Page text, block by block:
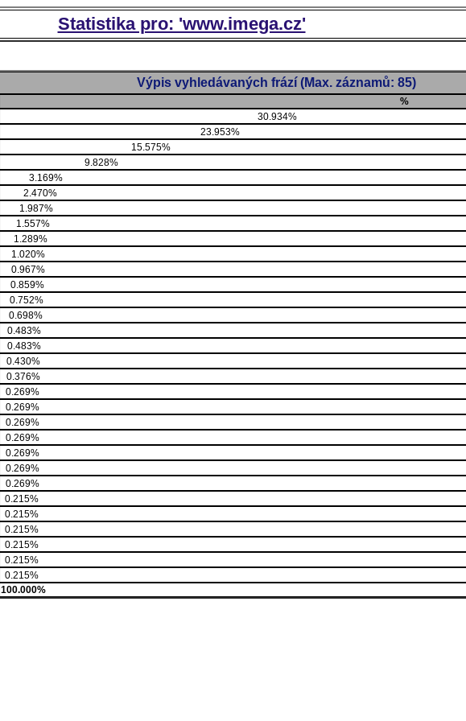
Statistika pro: 'www.imega.cz'
Výpis vyhledávaných frází (Max. záznamů: 85)
%
30.934%
23.953%
15.575%
9.828%
3.169%
2.470%
1.987%
1.557%
1.289%
1.020%
0.967%
0.859%
0.752%
0.698%
0.483%
0.483%
0.430%
0.376%
0.269%
0.269%
0.269%
0.269%
0.269%
0.269%
0.269%
0.215%
0.215%
0.215%
0.215%
0.215%
0.215%
100.000%